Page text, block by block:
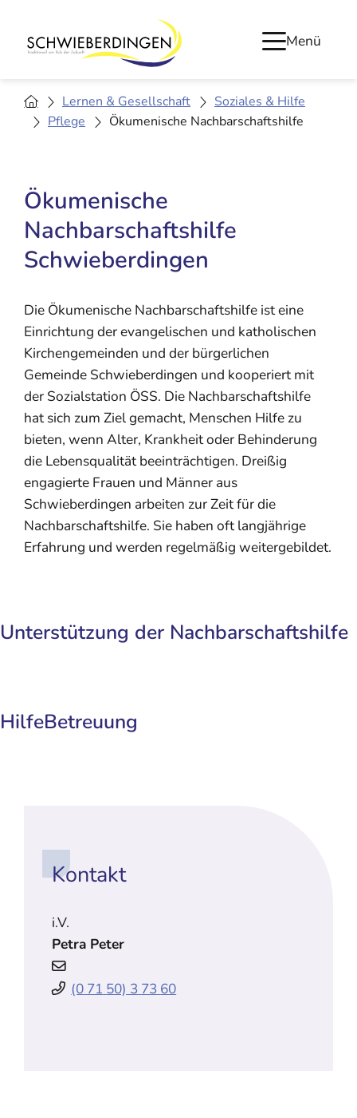
Menü
Lernen & Gesellschaft
Soziales & Hilfe
Pflege
Ökumenische Nachbarschaftshilfe
Ökumenische
Nachbarschaftshilfe
Schwieberdingen
Die Ökumenische Nachbarschaftshilfe ist eine
Einrichtung der evangelischen und katholischen
Kirchengemeinden und der bürgerlichen
Gemeinde Schwieberdingen und kooperiert mit
der Sozialstation ÖSS. Die Nachbarschaftshilfe
hat sich zum Ziel gemacht, Menschen Hilfe zu
bieten, wenn Alter, Krankheit oder Behinderung
die Lebensqualität beeinträchtigen. Dreißig
engagierte Frauen und Männer aus
Schwieberdingen arbeiten zur Zeit für die
Nachbarschaftshilfe. Sie haben oft langjährige
Erfahrung und werden regelmäßig weitergebildet.
Unterstützung der Nachbarschaftshilfe
HilfeBetreuung
Kontakt
i.V.
Petra Peter
(0 71 50) 3 73 60